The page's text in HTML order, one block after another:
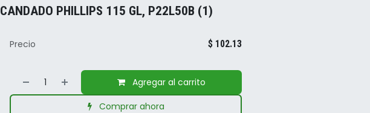
CANDADO PHILLIPS 115 GL, P22L50B (1)
Agregar al carrito
Comprar ahora
Precio $ 102.13